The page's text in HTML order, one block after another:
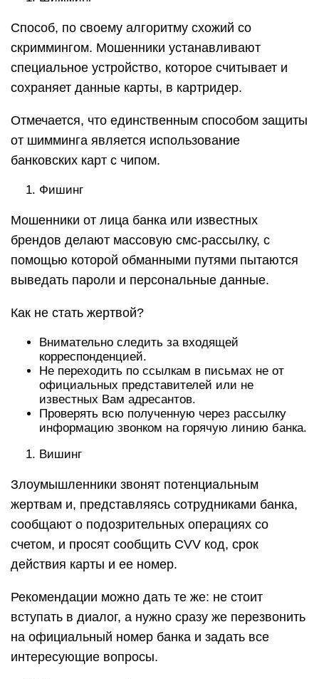
Способ, по своему алгоритму схожий со
скриммингом. Мошенники устанавливают
специальное устройство, которое считывает и
сохраняет данные карты, в картридер.
Отмечается, что единственным способом защиты
от шимминга является использование
банковских карт с чипом.
Фишинг
Мошенники от лица банка или известных
брендов делают массовую смс-рассылку, с
помощью которой обманными путями пытаются
выведать пароли и персональные данные.
Как не стать жертвой?
Внимательно следить за входящей
корреспонденцией.
Не переходить по ссылкам в письмах не от
официальных представителей или не
известных Вам адресантов.
Проверять всю полученную через рассылку
информацию звонком на горячую линию банка.
Вишинг
Злоумышленники звонят потенциальным
жертвам и, представляясь сотрудниками банка,
сообщают о подозрительных операциях со
счетом, и просят сообщить CVV код, срок
действия карты и ее номер.
Рекомендации можно дать те же: не стоит
вступать в диалог, а нужно сразу же перезвонить
на официальный номер банка и задать все
интересующие вопросы.